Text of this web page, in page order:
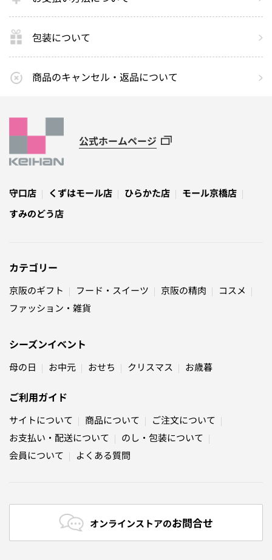
包装について
商品のキャンセル・返品について
公式ホームページ
守口店 くずはモール店 ひらかた店
モール京橋店
すみのどう店
カテゴリー
京阪のギフト フード・スイーツ 京阪の精肉
コスメ
ファッション・雑貨
シーズンイベント
母の日 お中元 おせち クリスマス お歳暮
ご利用ガイド
サイトについて 商品について
ご注文について
お支払い・配送について
のし・包装について
会員について
よくある質問
オンラインストアのお問合せ